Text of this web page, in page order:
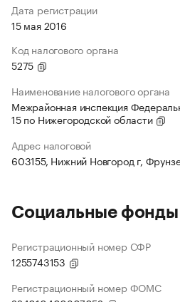
Дата регистрации
15 мая 2016
Код налогового органа
5275
Наименование налогового органа
Межрайонная инспекция
15 по Нижегородской области
Адрес налоговой
603155, Нижний Новгород г,
Социальные фонды
Регистрационный номер СФР
1255743153
Регистрационный номер ФОМС